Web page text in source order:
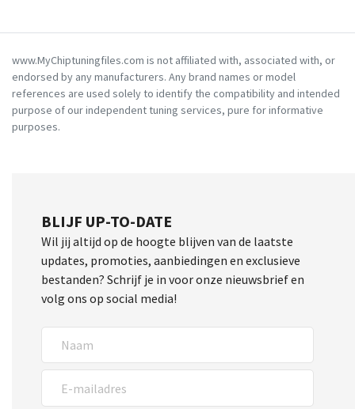
www.MyChiptuningfiles.com is not affiliated with, associated with, or
endorsed by any manufacturers. Any brand names or model
references are used solely to identify the compatibility and intended
purpose of our independent tuning services, pure for informative
purposes.
BLIJF UP-TO-DATE
Wil jij altijd op de hoogte blijven van de laatste
updates, promoties, aanbiedingen en exclusieve
bestanden? Schrijf je in voor onze nieuwsbrief en
volg ons op social media!